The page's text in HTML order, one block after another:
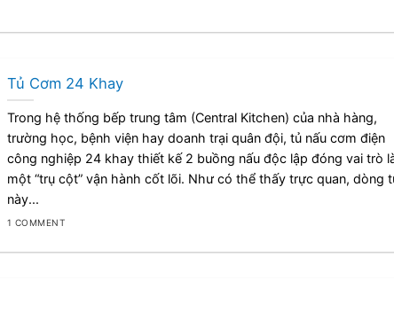
Tủ Cơm 24 Khay
Trong hệ thống bếp trung tâm (Central Kitchen) của nhà hàng,
trường học, bệnh viện hay doanh trại quân đội, tủ nấu cơm điện
công nghiệp 24 khay thiết kế 2 buồng nấu độc lập đóng vai trò
một “trụ cột” vận hành cốt lõi. Như có thể thấy trực quan, dòng
này...
1 COMMENT